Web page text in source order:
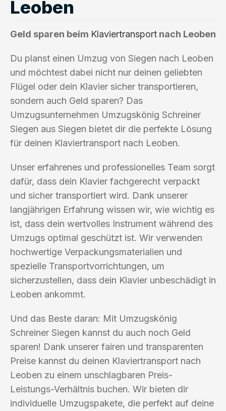
Leoben
Geld sparen beim Klaviertransport nach Leoben
Du planst einen Umzug von Siegen nach Leoben
und möchtest dabei nicht nur deinen geliebten
Flügel oder dein Klavier sicher transportieren,
sondern auch Geld sparen? Das
Umzugsunternehmen Umzugskönig Schreiner
Siegen aus Siegen bietet dir die perfekte Lösung
für deinen Klaviertransport nach Leoben.
Unser erfahrenes und professionelles Team sorgt
dafür, dass dein Klavier fachgerecht verpackt
und sicher transportiert wird. Dank unserer
langjährigen Erfahrung wissen wir, wie wichtig es
ist, dass dein wertvolles Instrument während des
Umzugs optimal geschützt ist. Wir verwenden
hochwertige Verpackungsmaterialien und
spezielle Transportvorrichtungen, um
sicherzustellen, dass dein Klavier unbeschädigt in
Leoben ankommt.
Und das Beste daran: Mit Umzugskönig
Schreiner Siegen kannst du auch noch Geld
sparen! Dank unserer fairen und transparenten
Preise kannst du deinen Klaviertransport nach
Leoben zu einem unschlagbaren Preis-
Leistungs-Verhältnis buchen. Wir bieten dir
individuelle Umzugspakete, die perfekt auf deine